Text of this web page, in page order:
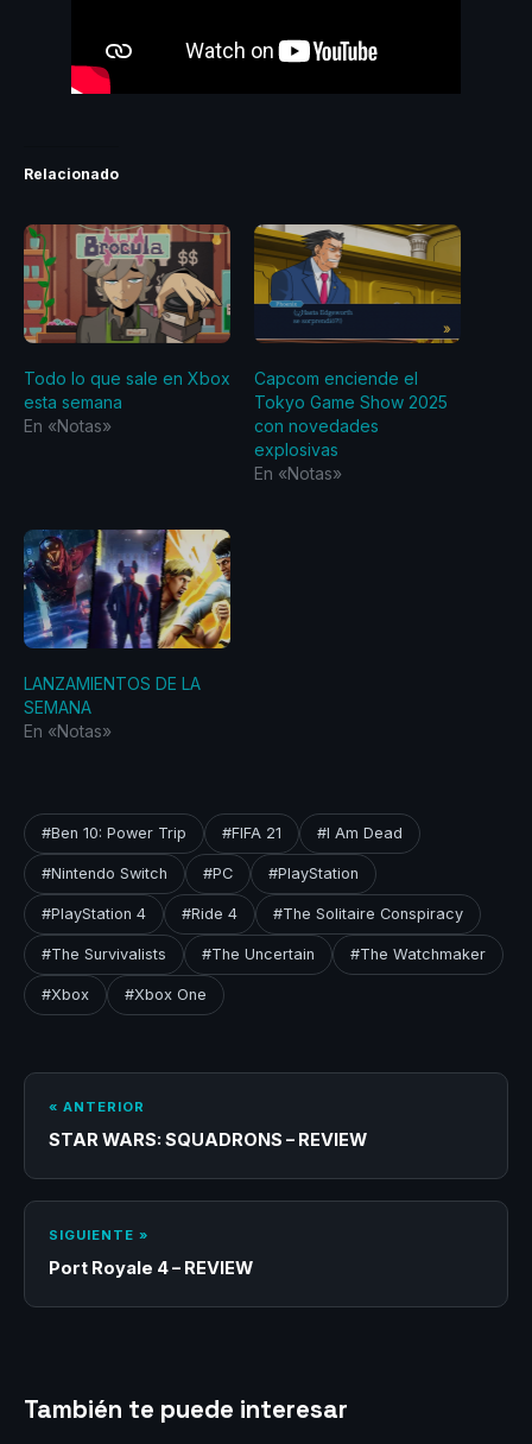
Relacionado
Todo lo que sale en Xbox
esta semana
En «Notas»
Capcom enciende el
Tokyo Game Show 2025
con novedades
explosivas
En «Notas»
LANZAMIENTOS DE LA
SEMANA
En «Notas»
#Ben 10: Power Trip #FIFA 21 #I Am Dead
#Nintendo Switch #PC #PlayStation
#PlayStation 4 #Ride 4 #The Solitaire Conspiracy
#The Survivalists #The Uncertain #The Watchmaker
#Xbox #Xbox One
« ANTERIOR
STAR WARS: SQUADRONS – REVIEW
SIGUIENTE »
Port Royale 4 – REVIEW
También te puede interesar